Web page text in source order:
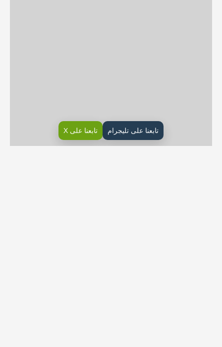
تابعنا على تليجرام تابعنا على X